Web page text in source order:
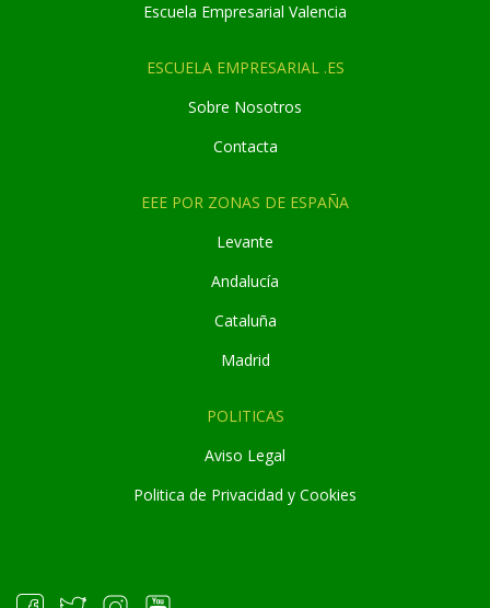
Escuela Empresarial Valencia
ESCUELA EMPRESARIAL .ES
Sobre Nosotros
Contacta
EEE POR ZONAS DE ESPAÑA
Levante
Andalucía
Cataluña
Madrid
POLITICAS
Aviso Legal
Politica de Privacidad y Cookies